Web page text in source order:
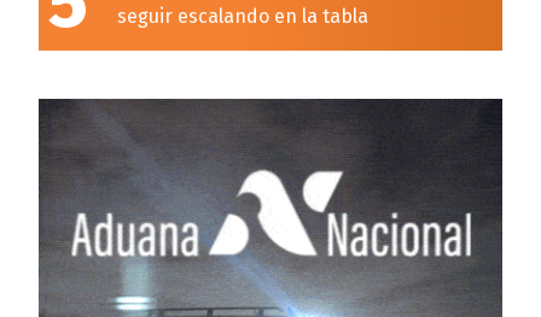
seguir escalando en la tabla